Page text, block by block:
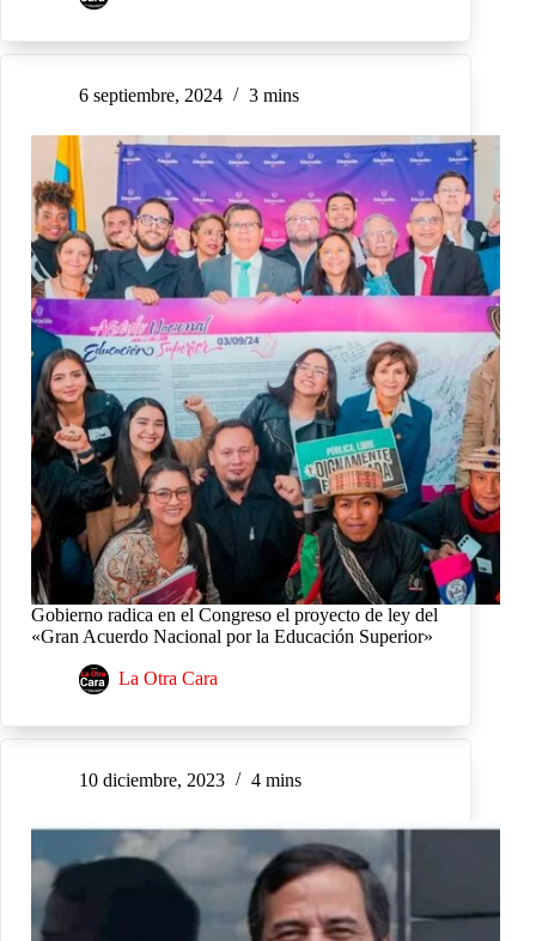
6 septiembre, 2024 3 mins
Gobierno radica en el Congreso el proyecto de ley del
«Gran Acuerdo Nacional por la Educación Superior»
La Otra Cara
10 diciembre, 2023 4 mins